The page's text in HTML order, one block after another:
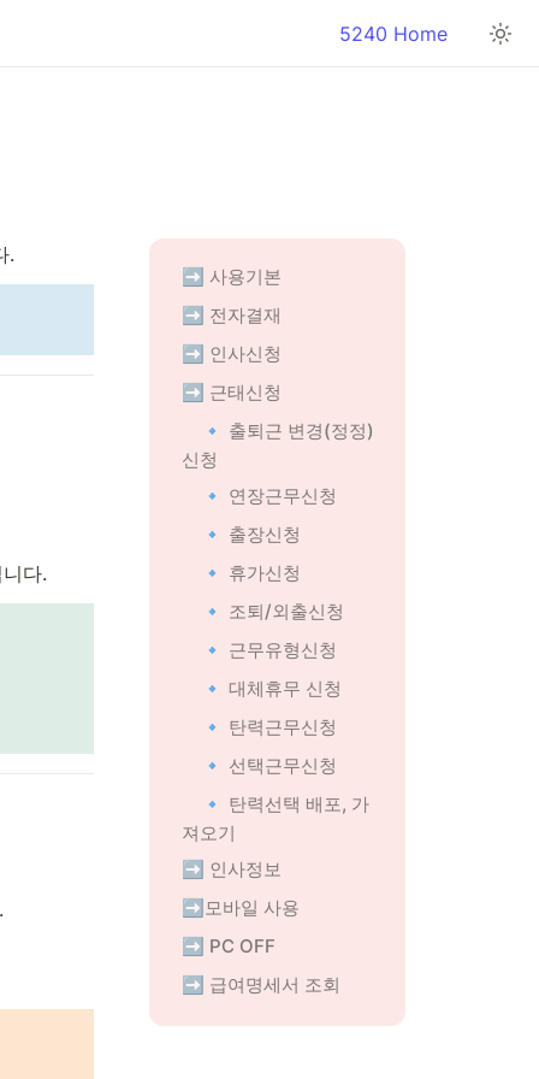
5240 Home
.
다.
➡️ 사용기본
➡️ 전자결재
➡️ 인사신청
➡️ 근태신청
🔹 출퇴근 변경(정정)
신청
🔹 연장근무신청
🔹 출장신청
🔹 휴가신청
🔹 조퇴/외출신청
🔹 근무유형신청
🔹 대체휴무 신청
🔹 탄력근무신청
🔹 선택근무신청
🔹 탄력선택 배포, 가
져오기
➡️ 인사정보
➡️모바일 사용
➡️ PC OFF
➡️ 급여명세서 조회